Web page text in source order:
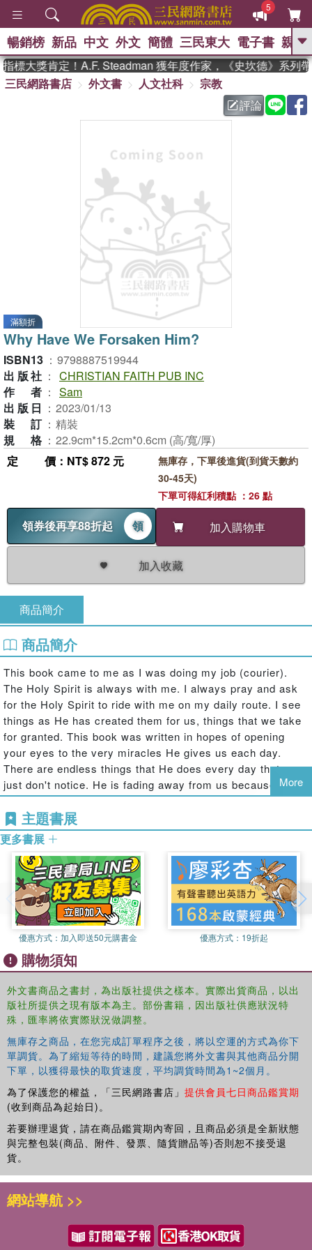
5
GO
熱搜： 東野圭吾 、
父親節 、 如果歷
暑期推薦 、 國際布克
偉大的迷走神經
暢銷榜 新品 中文 外文 簡體 三民東大 電子書 親子
標大獎肯定！A.F. Steadman 獲年度作家，《史坎德》系列帶
三民網路書店
外文書 人文社科
宗教
評論
滿額折
Why Have We Forsaken Him?
ISBN13 ： 9798887519944
出版社 ： CHRISTIAN FAITH PUB INC
作者 ： Sam
出版日 ： 2023/01/13
裝訂 ： 精裝
規格 ： 22.9cm*15.2cm*0.6cm (高/寬/厚)
定價 ：NT$ 872 元
領券後再享88折起 領 加入購物車
加入收藏
無庫存，下單後進貨(到貨天數約
30-45天)
下單可得紅利積點 ：26 點
商品簡介
商品簡介
This book came to me as I was doing my job (courier).
The Holy Spirit is always with me. I always pray and ask
for the Holy Spirit to ride with me on my daily route. I see
things as He has created them for us, things that we take
for granted. This book was written in hopes of opening
your eyes to the very miracles He gives us each day.
There are endless things that He does every day that we
just don't notice. He is fading away from us because we
do not acknowledge Him. The Lord's Prayer is our Lord's
prayer. What greater gift can we give Him than to stand up
at every college and professional football game and say
the Lord's Prayer? Can you imagine this happening at the
same time? It is being broadcast nationwide. Truly, it is a
gift from His children. God bless you and keep you.
More
主題書展
更多書展
優惠方式： 加入即送50元購書金 優惠方式： 19折起
購物須知
外文書商品之書封，為出版社提供之樣本。實際出貨商品，以出
版社所提供之現有版本為主。部份書籍，因出版社供應狀況特
殊，匯率將依實際狀況做調整。
無庫存之商品，在您完成訂單程序之後，將以空運的方式為你下
單調貨。為了縮短等待的時間，建議您將外文書與其他商品分開
下單，以獲得最快的取貨速度，平均調貨時間為1~2個月。
為了保護您的權益，「三民網路書店」 提供會員七日商品鑑賞期
(收到商品為起始日)。
若要辦理退貨，請在商品鑑賞期內寄回，且商品必須是全新狀態
與完整包裝(商品、附件、發票、隨貨贈品等)否則恕不接受退
貨。
網站導航 >>